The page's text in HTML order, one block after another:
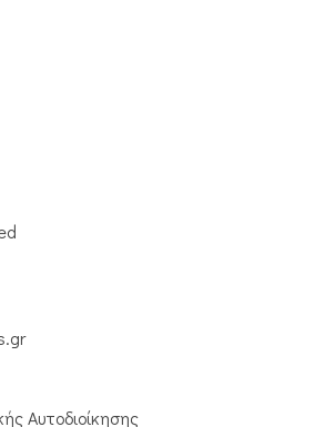
Αυτοδιοίκησης